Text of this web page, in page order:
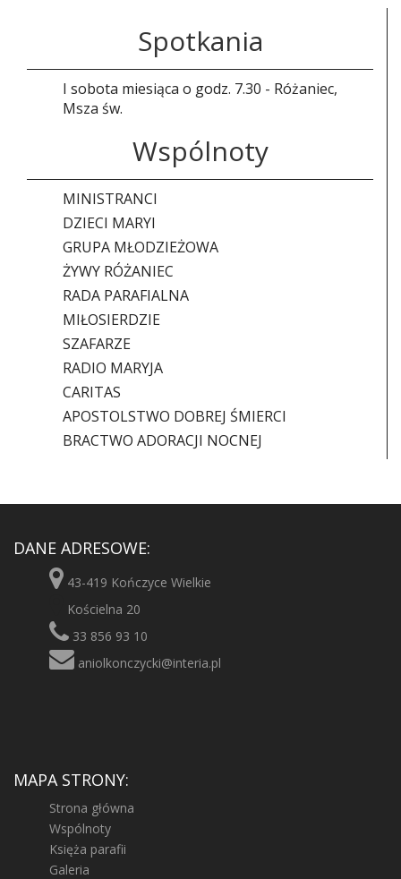
Spotkania
I sobota miesiąca o godz. 7.30 - Różaniec,
Msza św.
Wspólnoty
MINISTRANCI
DZIECI MARYI
GRUPA MŁODZIEŻOWA
ŻYWY RÓŻANIEC
RADA PARAFIALNA
MIŁOSIERDZIE
SZAFARZE
RADIO MARYJA
CARITAS
APOSTOLSTWO DOBREJ ŚMIERCI
BRACTWO ADORACJI NOCNEJ
DANE ADRESOWE:
43-419 Kończyce Wielkie
Kościelna 20
33 856 93 10
aniolkonczycki@interia.pl
MAPA STRONY:
Strona główna
Wspólnoty
Księża parafii
Galeria